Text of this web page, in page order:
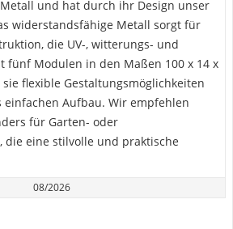
und hat durch ihr Design unser
widerstandsfähige Metall sorgt für
die UV-, witterungs- und
fünf Modulen in den Maßen 100 x 14 x
sie flexible Gestaltungsmöglichkeiten
Aufbau. Wir empfehlen
für Garten- oder
die eine stilvolle und praktische
08/2026